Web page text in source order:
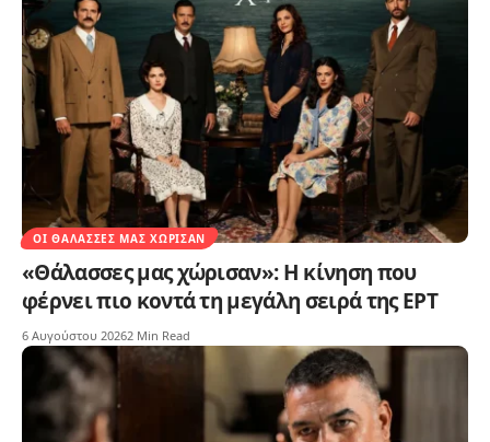
ΟΙ ΘΆΛΑΣΣΕΣ ΜΑΣ ΧΏΡΙΣΑΝ
«Θάλασσες μας χώρισαν»: Η κίνηση που
φέρνει πιο κοντά τη μεγάλη σειρά της ΕΡΤ
6 Αυγούστου 20262 Min Read